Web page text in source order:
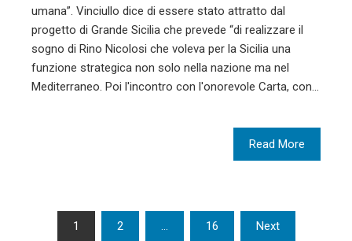
umana”. Vinciullo dice di essere stato attratto dal
progetto di Grande Sicilia che prevede “di realizzare il
sogno di Rino Nicolosi che voleva per la Sicilia una
funzione strategica non solo nella nazione ma nel
Mediterraneo. Poi l'incontro con l'onorevole Carta, con…
Read More
Paginazione
1 2 … 16 Next